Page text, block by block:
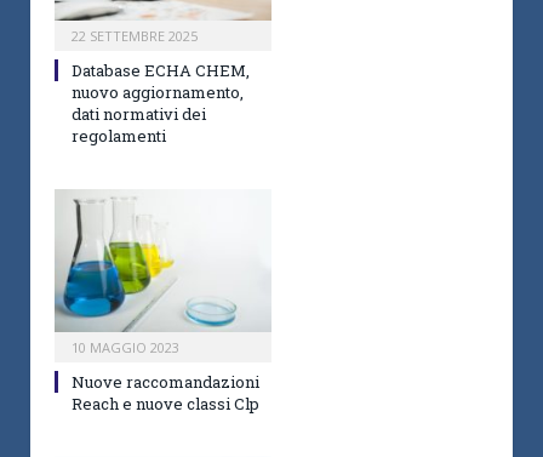
22 SETTEMBRE 2025
Database ECHA CHEM,
nuovo aggiornamento,
dati normativi dei
regolamenti
10 MAGGIO 2023
Nuove raccomandazioni
Reach e nuove classi Clp